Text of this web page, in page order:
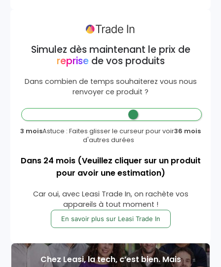
Simulez dès maintenant le prix de
reprisede vos produits
Dans combien de temps souhaiterez vous nous
renvoyer ce produit ?
3 moisAstuce : Faites glisser le curseur pour voir
d'autres durées
36 mois
Dans 24 mois (Veuillez cliquer sur un produit
pour avoir une estimation)
Car oui, avec Leasi Trade In, on rachète vos
appareils à tout moment !
En savoir plus sur Leasi Trade In
Chez Leasi, la tech, c’est bien. Mais